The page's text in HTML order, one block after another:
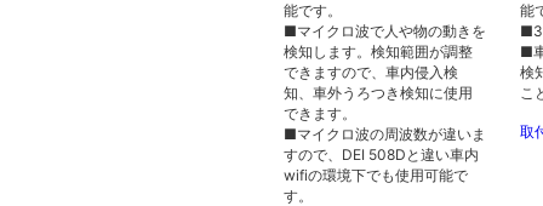
能です。
■マイクロ波で人や物の動きを
検知します。検知範囲が調整
できますので、車内侵入検
知、車外うろつき検知に使用
できます。
■マイクロ波の周波数が違いま
すので、DEI 508Dと違い車内
wifiの環境下でも使用可能で
す。
能
■
検
こ
取